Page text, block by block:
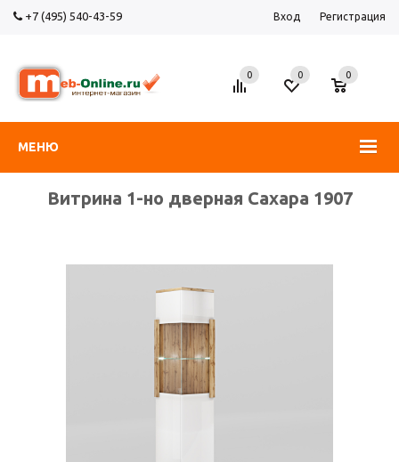
+7 (495) 540-43-59 Вход Регистрация
МЕНЮ
0 0
0
Витрина 1-но дверная Сахара 1907